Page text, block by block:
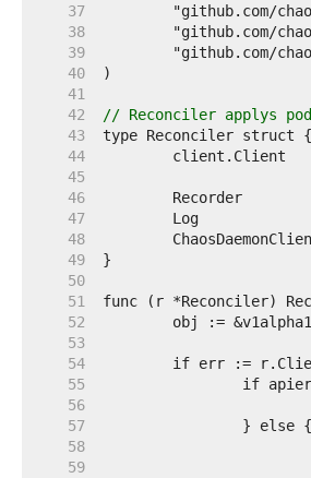
    37
    38
    39
    40
    41
    42
// Reconciler applys
    43
    44
    45
    46
    47
    48
    49
    50
    51
    52
    53
    54
    55
    56
    57
    58
    59